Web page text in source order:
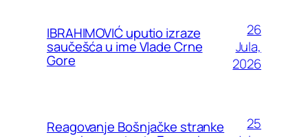
IBRAHIMOVIĆ uputio izraze
saučešća u ime Vlade Crne
Gore
26
Jula,
2026
Reagovanje Bošnjačke stranke
25